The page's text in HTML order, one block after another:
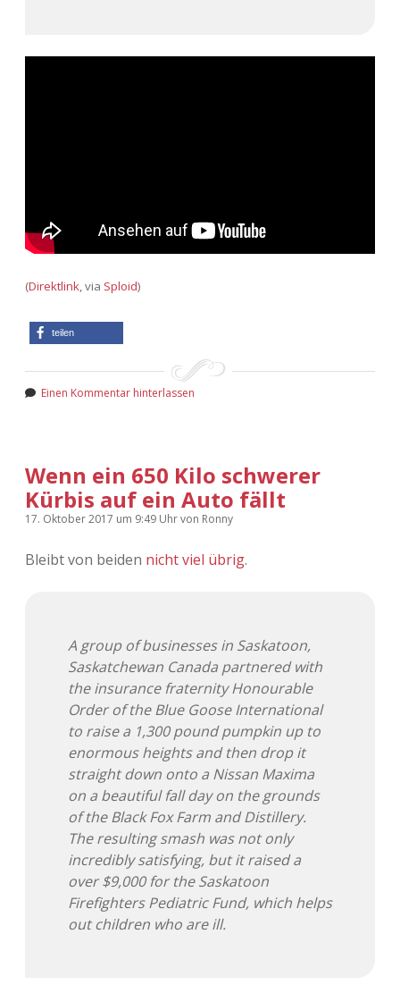
(Direktlink, via Sploid)
teilen
Einen Kommentar hinterlassen
Wenn ein 650 Kilo schwerer
Kürbis auf ein Auto fällt
17. Oktober 2017 um 9:49 Uhrvon Ronny
Bleibt von beiden nicht viel übrig.
A group of businesses in Saskatoon,
Saskatchewan Canada partnered with
the insurance fraternity Honourable
Order of the Blue Goose International
to raise a 1,300 pound pumpkin up to
enormous heights and then drop it
straight down onto a Nissan Maxima
on a beautiful fall day on the grounds
of the Black Fox Farm and Distillery.
The resulting smash was not only
incredibly satisfying, but it raised a
over $9,000 for the Saskatoon
Firefighters Pediatric Fund, which helps
out children who are ill.